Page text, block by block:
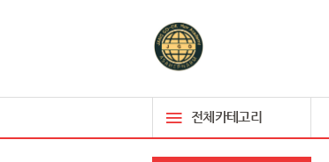
전체카테고리